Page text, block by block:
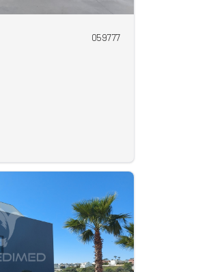
059777